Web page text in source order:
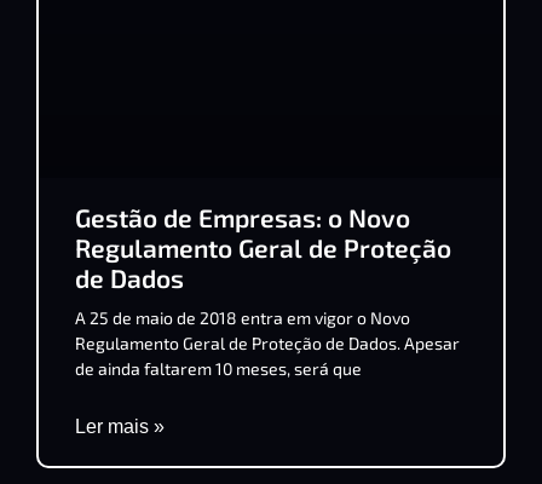
Gestão de Empresas: o Novo
Regulamento Geral de Proteção
de Dados
A 25 de maio de 2018 entra em vigor o Novo
Regulamento Geral de Proteção de Dados. Apesar
de ainda faltarem 10 meses, será que
Ler mais »